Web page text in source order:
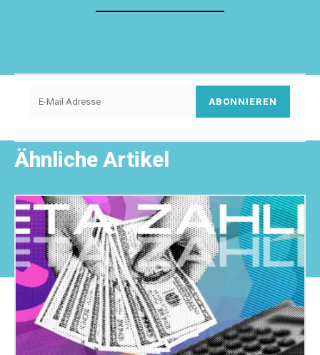
ABONNIEREN
Ähnliche Artikel